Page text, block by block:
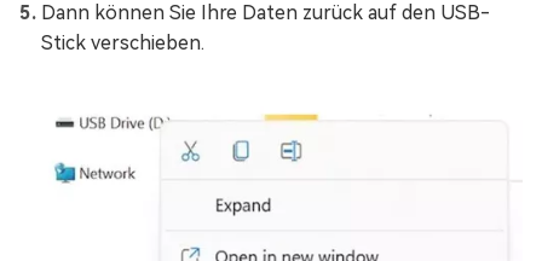
Dann können Sie Ihre Daten zurück auf den USB-
Stick verschieben.